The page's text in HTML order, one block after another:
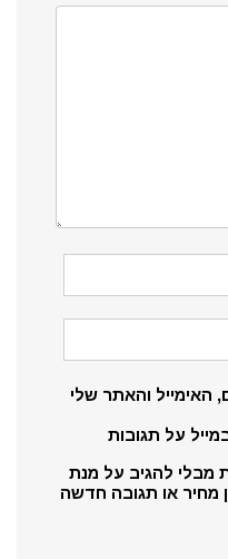
והאתר שלי
על תגובות
מבלי להגיב על מנת
או תגובה חדשה